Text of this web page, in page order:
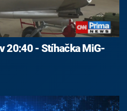
20:40 - Stíhačka MiG-